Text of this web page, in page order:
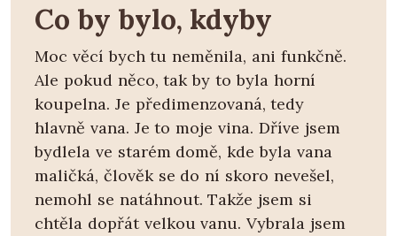
Co by bylo, kdyby
Moc věcí bych tu neměnila, ani funkčně.
Ale pokud něco, tak by to byla horní
koupelna. Je předimenzovaná, tedy
hlavně vana. Je to moje vina. Dříve jsem
bydlela ve starém domě, kde byla vana
maličká, člověk se do ní skoro nevešel,
nemohl se natáhnout. Takže jsem si
chtěla dopřát velkou vanu. Vybrala jsem